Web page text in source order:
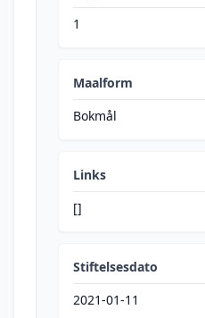
1
Maalform
Bokmål
Links
[]
Stiftelsesdato
2021-01-11